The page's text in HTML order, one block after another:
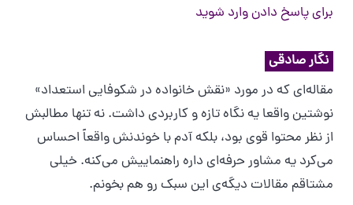
برای پاسخ دادن وارد شوید
نگار صادقی
مقاله‌ای که در مورد «نقش خانواده در شکوفایی استعداد»
نوشتین واقعا یه نگاه تازه و کاربردی داشت. نه تنها مطالبش
از نظر محتوا قوی بود، بلکه آدم با خوندنش واقعاً احساس
می‌کرد یه مشاور حرفه‌ای داره راهنماییش می‌کنه. خیلی
مشتاقم مقالات دیگه‌ی این سبک رو هم بخونم.